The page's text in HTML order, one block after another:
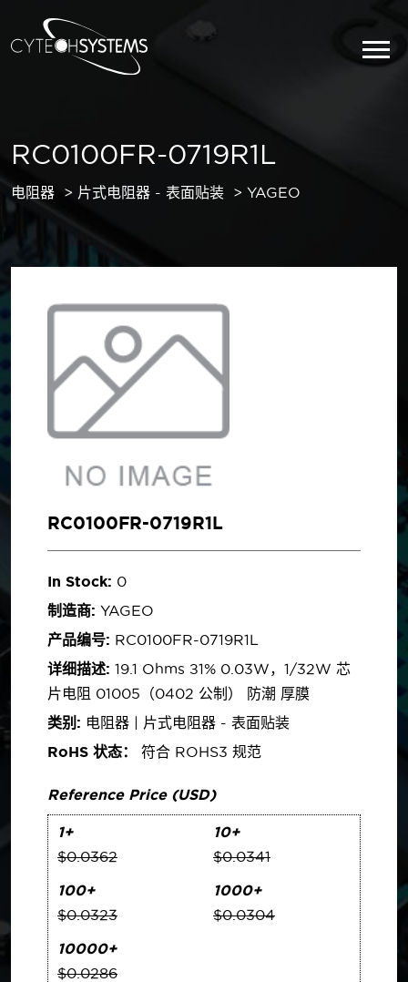
RC0100FR-0719R1L
电阻器 片式电阻器 - 表面贴装 YAGEO
RC0100FR-0719R1L
In Stock: 0
制造商: YAGEO
产品编号: RC0100FR-0719R1L
详细描述: 19.1 Ohms ±1% 0.03W，1/32W 芯
片电阻 01005（0402 公制） 防潮 厚膜
类别: 电阻器 | 片式电阻器 - 表面贴装
RoHS 状态：
符合 ROHS3 规范
Reference Price (USD)
1+
$0.0362
10+
$0.0341
100+
$0.0323
1000+
$0.0304
10000+
$0.0286